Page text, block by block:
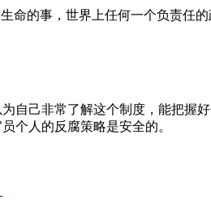
命的事，世界上任何一个负责任
自己非常了解这个制度，能把握
个人的反腐策略是安全的。